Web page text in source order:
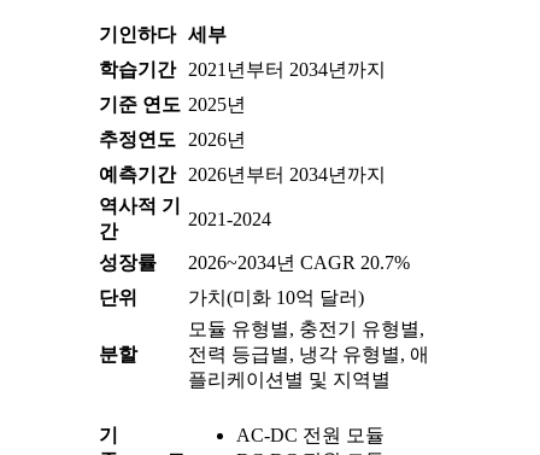
기인하다 세부
학습기간
2021년부터 2034년까지
기준 연도 2025년
추정연도
2026년
예측기간
2026년부터 2034년까지
역사적 기
간
2021-2024
성장률
2026~2034년 CAGR 20.7%
단위
가치(미화 10억 달러)
분할
모듈 유형별, 충전기 유형별,
전력 등급별, 냉각 유형별, 애
플리케이션별 및 지역별
기
AC-DC 전원 모듈